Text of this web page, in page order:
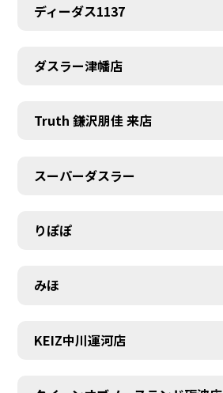
ディーダス1137
ダスラー津幡店
Truth 鎌沢朋佳 来店
スーパーダスラー
りぽぽ
みほ
KEIZ中川運河店